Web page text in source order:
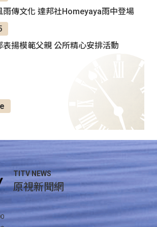
雨傳文化 達邦社Homeyaya雨中登場
表揚模範父親 公所精心安排活動
TITV NEWS
原視新聞網